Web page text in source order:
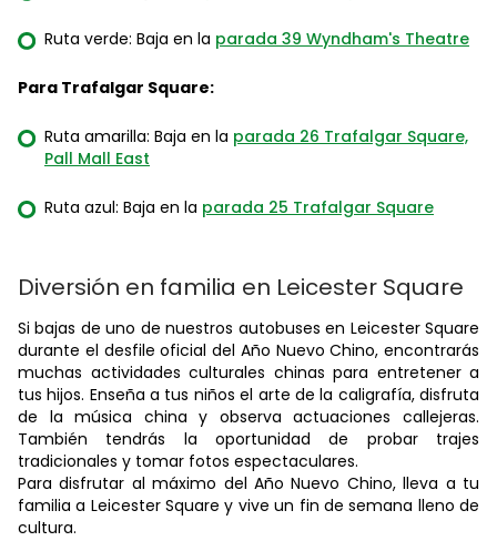
Ruta verde: Baja en la parada 39 Wyndham's Theatre
Para Trafalgar Square:
Ruta amarilla: Baja en la parada 26 Trafalgar Square,
Pall Mall East
Ruta azul: Baja en la parada 25 Trafalgar Square
Diversión en familia en Leicester Square
Si bajas de uno de nuestros autobuses en Leicester Square
durante el desfile oficial del Año Nuevo Chino, encontrarás
muchas actividades culturales chinas para entretener a
tus hijos. Enseña a tus niños el arte de la caligrafía, disfruta
de la música china y observa actuaciones callejeras.
También tendrás la oportunidad de probar trajes
tradicionales y tomar fotos espectaculares.
Para disfrutar al máximo del Año Nuevo Chino, lleva a tu
familia a Leicester Square y vive un fin de semana lleno de
cultura.